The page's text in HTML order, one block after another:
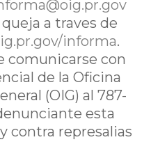
a traves de
informa.
comunicarse con
de la Oficina
(OIG) al 787-
esta
contra represalias